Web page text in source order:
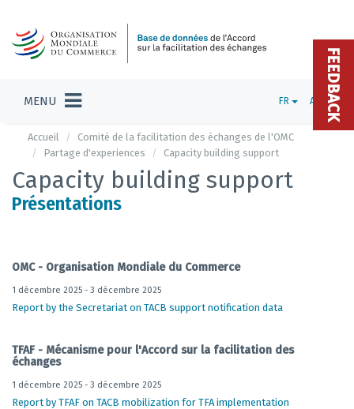
MENU FR ADMIN
Accueil
Comité de la facilitation des èchanges de l'OMC
Partage d'experiences
Capacity building support
Capacity building support
Présentations
OMC - Organisation Mondiale du Commerce
1 décembre 2025 - 3 décembre 2025
Report by the Secretariat on TACB support notification data
TFAF - Mécanisme pour l'Accord sur la facilitation des
échanges
1 décembre 2025 - 3 décembre 2025
Report by TFAF on TACB mobilization for TFA implementation
FEEDBACK